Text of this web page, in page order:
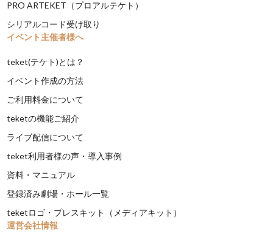
PRO ARTEKET（プロアルテケト）
シリアルコード受け取り
イベント主催者様へ
teket(テケト)とは？
イベント作成の方法
ご利用料金について
teketの機能ご紹介
ライブ配信について
teket利用者様の声・導入事例
資料・マニュアル
登録済み劇場・ホール一覧
teketロゴ・プレスキット（メディアキット）
運営会社情報